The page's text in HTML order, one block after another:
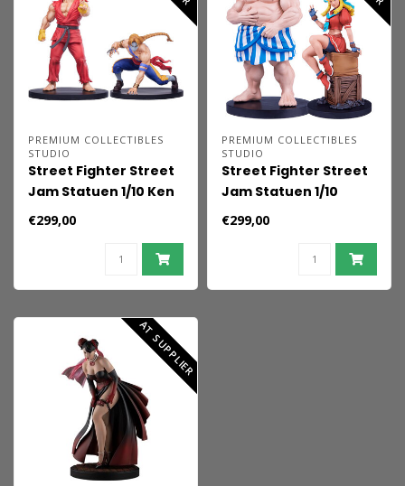
PREMIUM COLLECTIBLES
STUDIO
Street Fighter Street
Jam Statuen 1/10 Ken
& Vega Set
€299,00
PREMIUM COLLECTIBLES
STUDIO
Street Fighter Street
Jam Statuen 1/10
Karin & E. Honda
€299,00
AT SUPPLIER